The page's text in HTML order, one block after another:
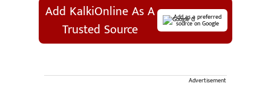
Add KalkiOnline As A
Trusted Source
Add as a preferred
source on Google
Advertisement